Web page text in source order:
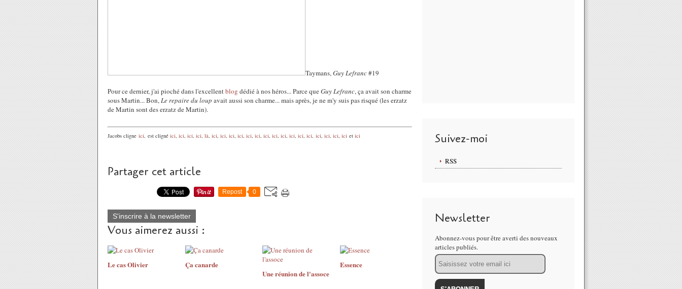
Taymans,Guy Lefranc#19
Pour ce dernier, j'ai pioché dans l'excellentblog dédié à nos héros... Parce queGuy Lefranc, ça avait son charme
sous Martin... Bon,Le repaire du loup avait aussi son charme... mais après, je ne m'y suis pas risqué (les erzatz
de Martin sont des erzatz de Martin).
Jacobs cligne ici, est cligné ici, ici, ici, ici, là, ici, ici, ici, ici, ici, ici, ici, ici, ici, ici, ici, ici, ici, ici, ici, ici et ici
Partager cet article
Repost 0
S'inscrire à la newsletter
Vous aimerez aussi :
Le cas Olivier
Ça canarde
Une réunion de l'assoce
Essence
Suivez-moi
RSS
Newsletter
Abonnez-vous pour être averti des nouveaux
articles publiés.
Email